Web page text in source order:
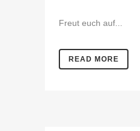
Freut euch auf...
READ MORE